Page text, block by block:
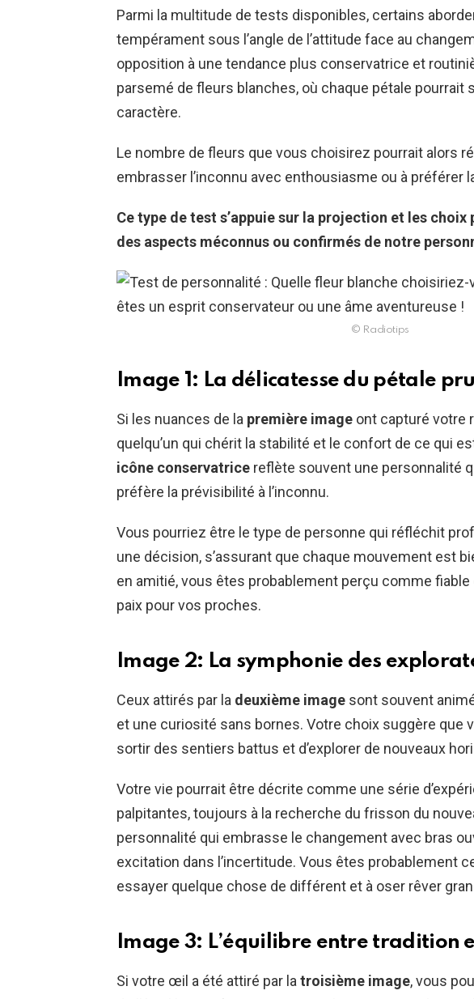
Parmi la multitude de tests disponibles, certains
tempérament sous l’angle de l’attitude face au
opposition à une tendance plus conservatrice et
parsemé de fleurs blanches, où chaque pétale pourrait
caractère.
Le nombre de fleurs que vous choisirez pourrait alors
embrasser l’inconnu avec enthousiasme ou à préférer
Ce type de test s’appuie sur la projection et les
des aspects méconnus ou confirmés de notre
© Radiotips
Image 1: La délicatesse du pétale
Si les nuances de la première image ont capturé votre
quelqu’un qui chérit la stabilité et le confort de ce qui
icône conservatrice reflète souvent une personnalité
préfère la prévisibilité à l’inconnu.
Vous pourriez être le type de personne qui réfléchit
une décision, s’assurant que chaque mouvement est
en amitié, vous êtes probablement perçu comme fiable
paix pour vos proches.
Image 2: La symphonie des
Ceux attirés par la deuxième image sont souvent
et une curiosité sans bornes. Votre choix suggère que
sortir des sentiers battus et d’explorer de nouveaux
Votre vie pourrait être décrite comme une série
palpitantes, toujours à la recherche du frisson du
personnalité qui embrasse le changement avec bras
excitation dans l’incertitude. Vous êtes probablement
essayer quelque chose de différent et à oser rêver
Image 3: L’équilibre entre tradition
Si votre œil a été attiré par latroisième image, vous